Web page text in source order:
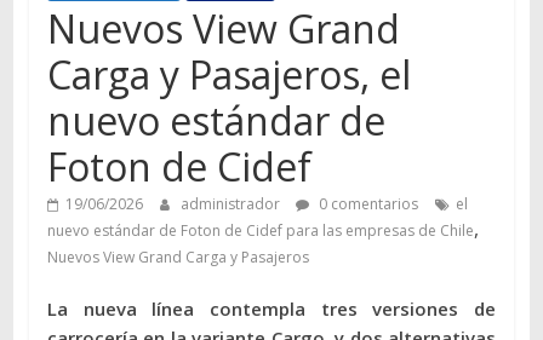
Nuevos View Grand
Carga y Pasajeros, el
nuevo estándar de
Foton de Cidef
19/06/2026 administrador 0 comentarios
el
nuevo estándar de Foton de Cidef para las empresas de Chile,
Nuevos View Grand Carga y Pasajeros
La nueva línea contempla tres versiones de